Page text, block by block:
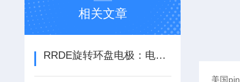
相关文章
RRDE旋转环盘电极：电化学研究的探针